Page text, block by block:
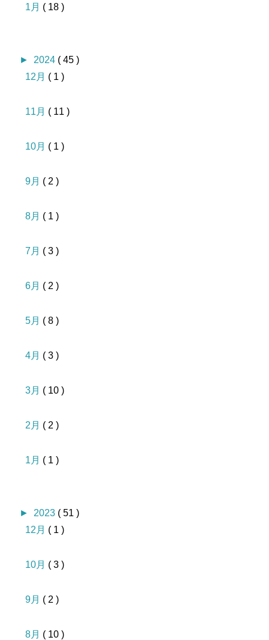
1月 ( 18 )
► 2024 ( 45 )
12月 ( 1 )
11月 ( 11 )
10月 ( 1 )
9月 ( 2 )
8月 ( 1 )
7月 ( 3 )
6月 ( 2 )
5月 ( 8 )
4月 ( 3 )
3月 ( 10 )
2月 ( 2 )
1月 ( 1 )
► 2023 ( 51 )
12月 ( 1 )
10月 ( 3 )
9月 ( 2 )
8月 ( 10 )